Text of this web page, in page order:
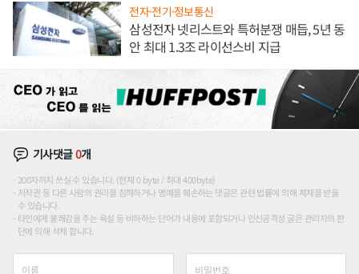
전자·전기·정보통신
삼성전자 넷리스트와 특허분쟁 매듭, 5년 동
안 최대 1.3조 라이선스비 지급
기사댓글0개
200자까지 쓰실 수 있습니다. (현재 0 byte / 최대 400byte)
저작권 등 다른 사람의 권리를 침해하거나 명예를 훼손하는 댓글은 관련 법률에 의해 제재를 받을
수 있습니다.
타인에게 불쾌감을 주는 욕설 등 비하하는 단어가 내용에 포함되거나 인신공격성 글은 관리자의 판
단에 의해 삭제 합니다.